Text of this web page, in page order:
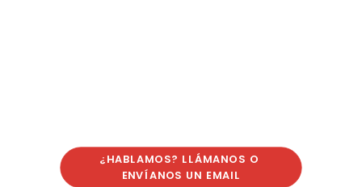
¿HABLAMOS? LLÁMANOS O
ENVÍANOS UN EMAIL